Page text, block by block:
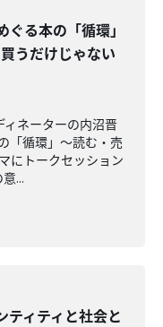
ぐる本の「循環」
うだけじゃない
ネーターの内沼晋
「循環」〜読む・売
にトークセッション
...
ティティと社会と